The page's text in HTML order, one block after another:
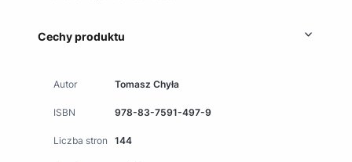
Cechy produktu
Autor Tomasz Chyła
ISBN 978-83-7591-497-9
Liczba stron 144